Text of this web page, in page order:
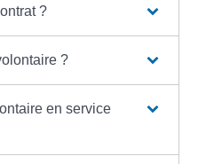
?
?
en service